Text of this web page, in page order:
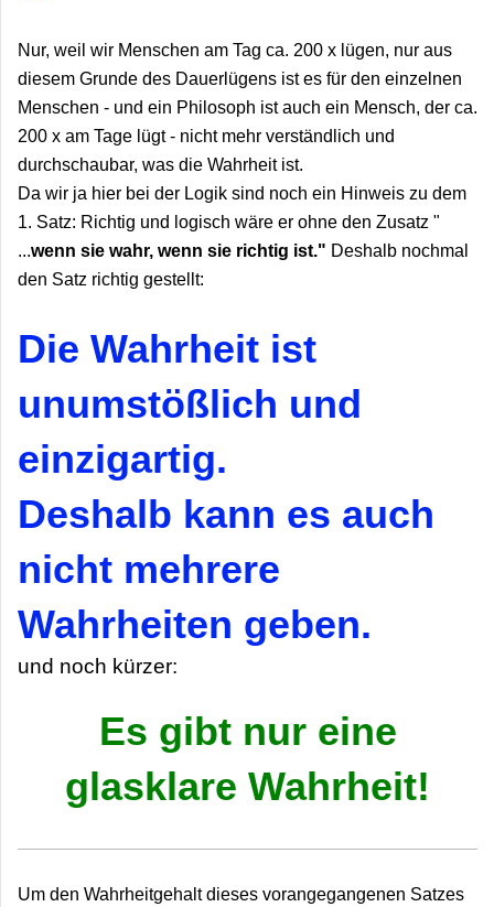
Nur, weil wir Menschen am Tag ca. 200 x lügen, nur aus
diesem Grunde des Dauerlügens ist es für den einzelnen
Menschen - und ein Philosoph ist auch ein Mensch, der ca.
200 x am Tage lügt - nicht mehr verständlich und
durchschaubar, was die Wahrheit ist.
Da wir ja hier bei der Logik sind noch ein Hinweis zu dem
1. Satz: Richtig und logisch wäre er ohne den Zusatz "
...wenn sie wahr, wenn sie richtig ist." Deshalb nochmal
den Satz richtig gestellt:
Die Wahrheit ist
unumstößlich und
einzigartig.
Deshalb kann es auch
nicht mehrere
Wahrheiten geben.
und noch kürzer:
Es gibt nur eine
glasklare Wahrheit!
Um den Wahrheitgehalt dieses vorangegangenen Satzes